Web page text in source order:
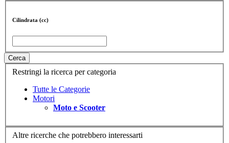
Cilindrata (cc)
Cerca
Restringi la ricerca per categoria
Tutte le Categorie
Motori
Moto e Scooter
Altre ricerche che potrebbero interessarti